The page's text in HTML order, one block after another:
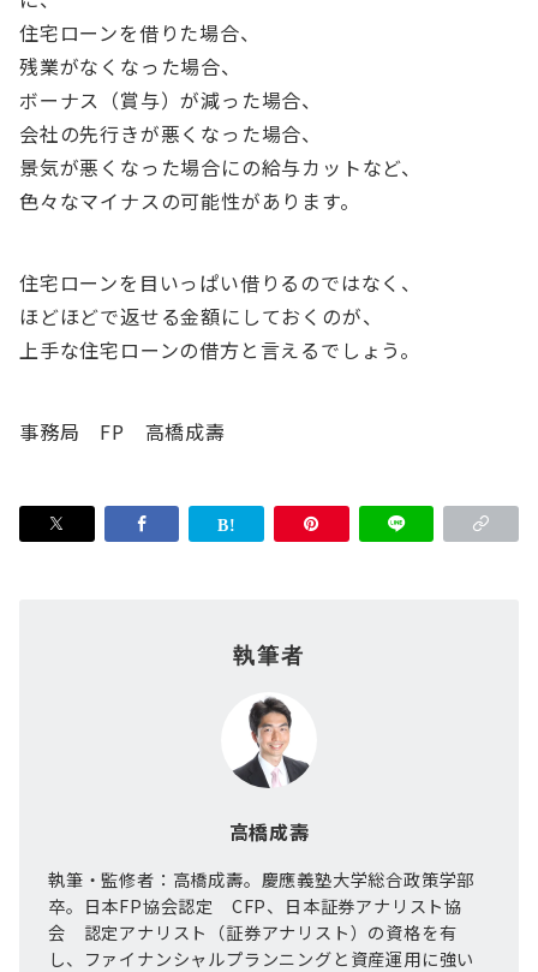
住宅ローンを借りた場合、
残業がなくなった場合、
ボーナス（賞与）が減った場合、
会社の先行きが悪くなった場合、
景気が悪くなった場合にの給与カットなど、
色々なマイナスの可能性があります。
住宅ローンを目いっぱい借りるのではなく、
ほどほどで返せる金額にしておくのが、
上手な住宅ローンの借方と言えるでしょう。
事務局 FP 高橋成壽
執筆者
高橋成壽
執筆・監修者：高橋成壽。慶應義塾大学総合政策学部
卒。日本FP協会認定 CFP、日本証券アナリスト協
会 認定アナリスト（証券アナリスト）の資格を有
し、ファイナンシャルプランニングと資産運用に強い